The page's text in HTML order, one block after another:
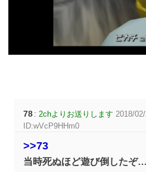
78 :2chよりお送りします 2018/
ID:wVcP9HHm0
>>73
当時死ぬほど遊び倒した